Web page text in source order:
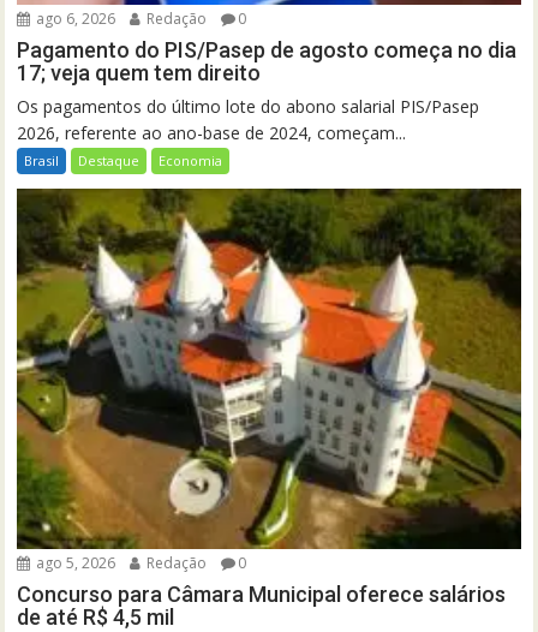
ago 6, 2026 Redação 0
Pagamento do PIS/Pasep de agosto começa no dia
17; veja quem tem direito
Os pagamentos do último lote do abono salarial PIS/Pasep
2026, referente ao ano-base de 2024, começam...
Brasil Destaque Economia
ago 5, 2026 Redação 0
Concurso para Câmara Municipal oferece salários
de até R$ 4,5 mil